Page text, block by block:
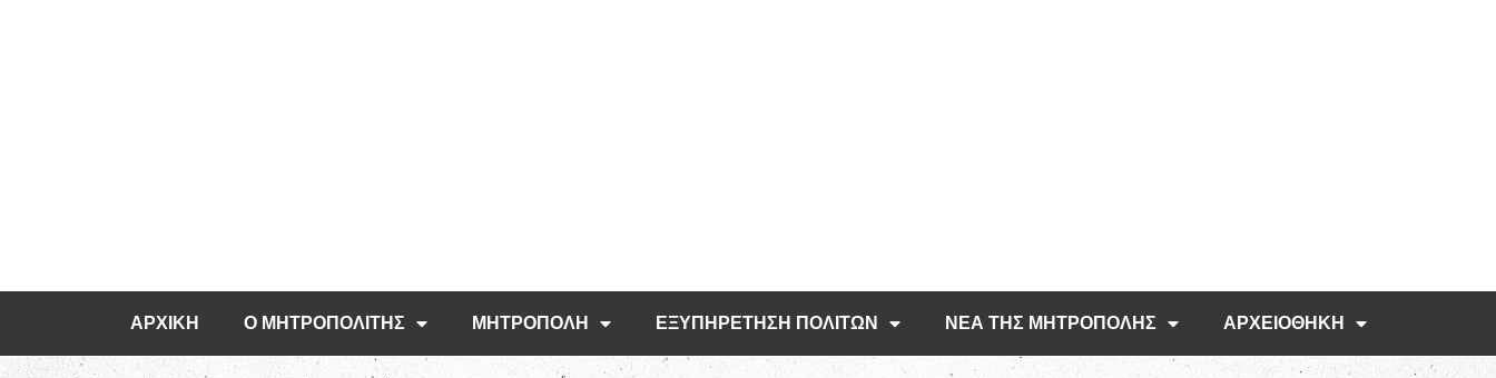
ΑΡΧΙΚΗ Ο ΜΗΤΡΟΠΟΛΙΤΗΣ ΜΗΤΡΟΠΟΛΗ ΕΞΥΠΗΡΕΤΗΣΗ ΠΟΛΙΤΩΝ ΝΕΑ ΤΗΣ ΜΗΤΡΟΠΟΛΗΣ ΑΡΧΕΙΟΘΗΚΗ